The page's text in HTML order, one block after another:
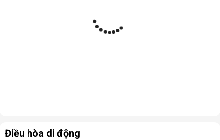
Điều hòa di động